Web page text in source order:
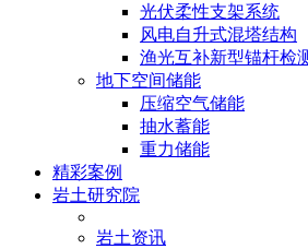
光伏柔性支架系统
风电自升式混塔结构
渔光互补新型锚杆检
地下空间储能
压缩空气储能
抽水蓄能
重力储能
精彩案例
岩土研究院
岩土资讯